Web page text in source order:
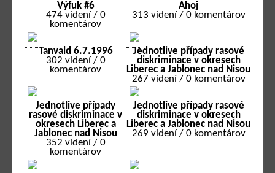
Výfuk #6
474 videní / 0
komentárov
Ahoj
313 videní / 0 komentárov
Tanvald 6.7.1996
302 videní / 0
komentárov
Jednotlive případy rasové
diskriminace v okresech
Liberec a Jablonec nad Nisou
267 videní / 0 komentárov
Jednotlive případy
rasové diskriminace v
okresech Liberec a
Jablonec nad Nisou
352 videní / 0
komentárov
Jednotlive případy rasové
diskriminace v okresech
Liberec a Jablonec nad Nisou
269 videní / 0 komentárov